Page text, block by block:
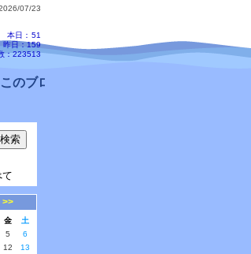
07/23
本日： 51
昨日：159
：223513
ブログ、配信メールをご確認ください。
て
>>
金
土
5
6
12
13